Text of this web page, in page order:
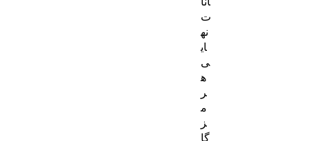
ت
نه
ای
ی
ه
ر
م
ز
گا